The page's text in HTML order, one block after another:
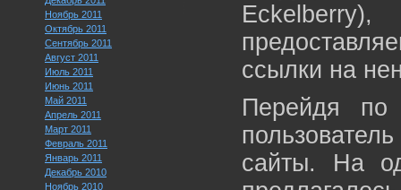
Ноябрь 2011
Октябрь 2011
Сентябрь 2011
Август 2011
Июль 2011
Июнь 2011
Май 2011
Апрель 2011
Март 2011
Февраль 2011
Январь 2011
Декабрь 2010
Ноябрь 2010
ссылки на
Перейдя по
сайты. На